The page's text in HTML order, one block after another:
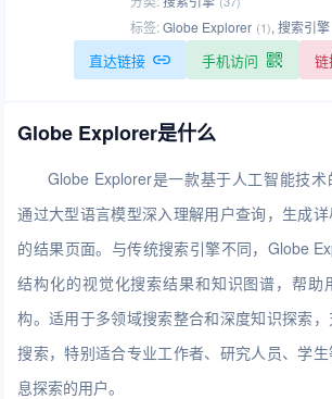
标签:Globe Explorer (1), 搜索引擎
直达链接 手机访问
Globe Explorer是什么
Globe Explorer是一款基于人工智能技术
通过大型语言模型深入理解用户查询，生成
的结果页面。与传统搜索引擎不同，Globe
结构化的视觉化搜索结果和知识图谱，帮助
构。适用于多领域搜索整合和深度知识探索
搜索，特别适合专业工作者、研究人员、学
息探索的用户。